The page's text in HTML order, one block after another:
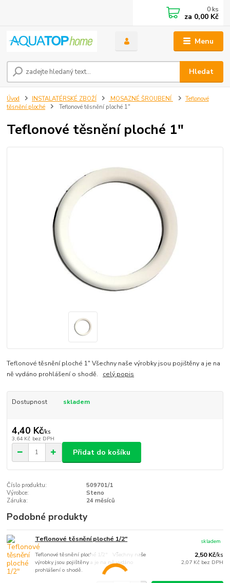
Menu
Hledat
0 ks
za 0,00 Kč
Úvod INSTALATÉRSKÉ ZBOŽÍ MOSAZNÉ ŠROUBENÍ
Teflonové
těsnění ploché
Teflonové těsnění ploché 1"
Teflonové těsnění ploché 1"
Teflonové těsnění ploché 1" Všechny naše výrobky jsou pojištěny a je na
ně vydáno prohlášení o shodě. celý popis
Dostupnost skladem
4,40 Kč/ks
3,64 Kč bez DPH
Přidat do košíku
Číslo produktu:
509701/1
Výrobce:
Steno
Záruka:
24 měsíců
Podobné produkty
Teflonové těsnění ploché 1/2"
Teflonové těsnění ploché 1/2" Všechny naše
výrobky jsou pojištěny a je na ně vydáno
prohlášení o shodě.
2,50 Kč/ks
2,07 Kč bez DPH
skladem